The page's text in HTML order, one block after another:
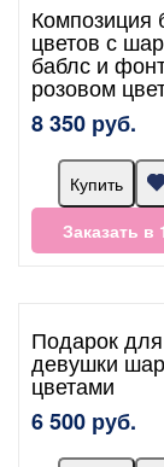
Композиция
цветов с
баблс и
розовом
8 350 руб.
Купить
Заказать в
Подарок для
девушки
цветами
6 500 руб.